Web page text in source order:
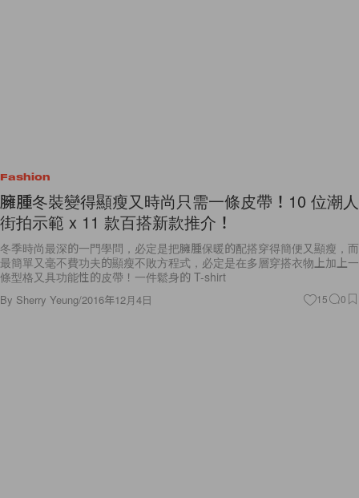
Fashion
臃腫冬裝變得顯瘦又時尚只需一條皮帶！10 位潮人
街拍示範 x 11 款百搭新款推介！
冬季時尚最深的一門學問，必定是把臃腫保暖的配搭穿得簡便又顯瘦，而
最簡單又毫不費功夫的顯瘦不敗方程式，必定是在多層穿搭衣物上加上一
條型格又具功能性的皮帶！一件鬆身的 T-shirt
By Sherry Yeung/2016年12月4日 15 0